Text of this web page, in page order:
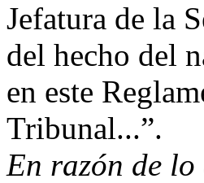
Jefatura de la
del hecho del
en este
Tribunal...”.
En razón de